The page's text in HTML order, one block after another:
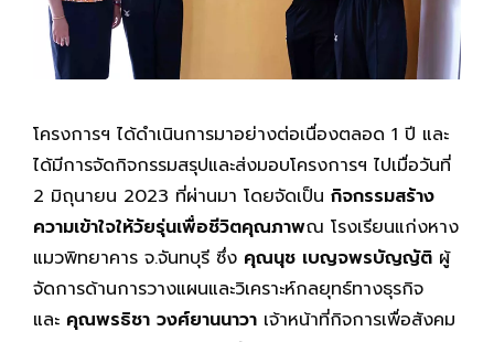
โครงการฯ ได้ดำเนินการมาอย่างต่อเนื่องตลอด 1 ปี และ
ได้มีการจัดกิจกรรมสรุปและส่งมอบโครงการฯ ไปเมื่อวันที่
2 มิถุนายน 2023 ที่ผ่านมา โดยจัดเป็น กิจกรรมสร้าง
ความเข้าใจให้วัยรุ่นเพื่อชีวิตคุณภาพณ โรงเรียนแก่งหาง
แมวพิทยาคาร จ.จันทบุรี ซึ่ง คุณนุช เบญจพรบัญญัติ ผู้
จัดการด้านการวางแผนและวิเคราะห์กลยุทธ์ทางธุรกิจ
และ คุณพรธิชา วงศ์ยานนาวา เจ้าหน้าที่กิจการเพื่อสังคม